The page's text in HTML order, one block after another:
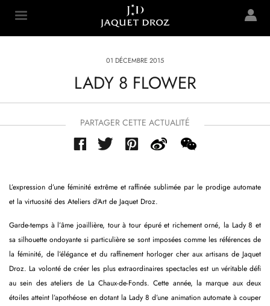
content
Jaquet Droz
01 DÉCEMBRE 2015
LADY 8 FLOWER
PARTAGER CETTE ACTUALITÉ
L’expression d’une féminité extrême et raffinée sublimée par le prodige automate
et la virtuosité des Ateliers d’Art de Jaquet Droz.
Garde-temps à l’âme joaillière, tour à tour épuré et richement orné, la Lady 8 et
sa silhouette ondoyante si particulière se sont imposées comme les références de
la féminité, de l’élégance et du raffinement horloger cher aux artisans de Jaquet
Droz. La volonté de créer les plus extraordinaires spectacles est un véritable défi
au sein des ateliers de La Chaux-de-Fonds. Cette année, la marque aux deux
étoiles atteint l’apothéose en dotant la Lady 8 d’une animation automate à couper